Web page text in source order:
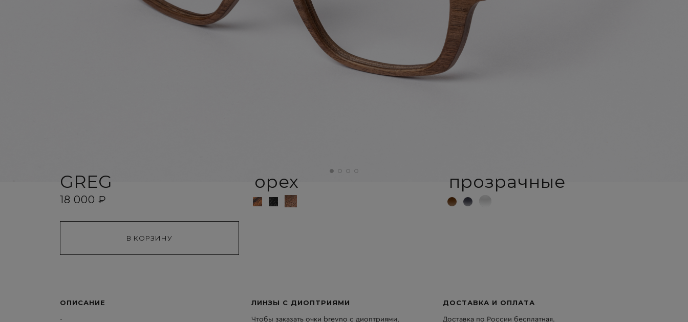
GREG
18 000 ₽
орех прозрачные
ОПИСАНИЕ
-
ЛИНЗЫ С ДИОПТРИЯМИ
Чтобы заказать очки brevno с диоптриями,
ДОСТАВКА И ОПЛАТА
Доставка по России бесплатная.